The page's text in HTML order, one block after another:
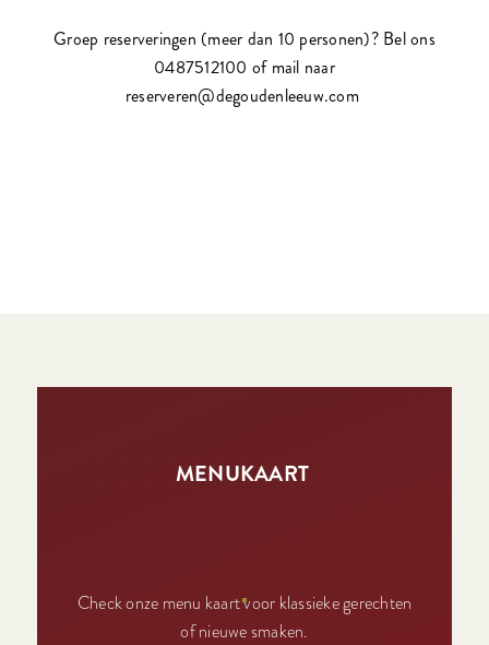
Groep reserveringen (meer dan 10 personen)? Bel ons
0487512100 of mail naar
reserveren@degoudenleeuw.com
MENUKAART
Check onze menu kaart voor klassieke gerechten
of nieuwe smaken.